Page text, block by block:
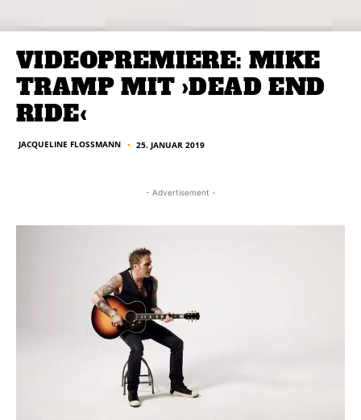
VIDEOPREMIERE: MIKE
TRAMP MIT ›DEAD END
RIDE‹
JACQUELINE FLOSSMANN ■ 25. JANUAR 2019
- Advertisement -